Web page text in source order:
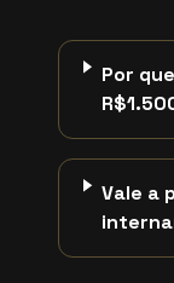
Por
Vale a